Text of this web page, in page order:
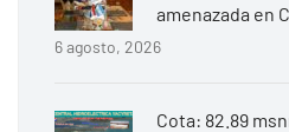
amenazada en
6 agosto, 2026
Cota: 82.89